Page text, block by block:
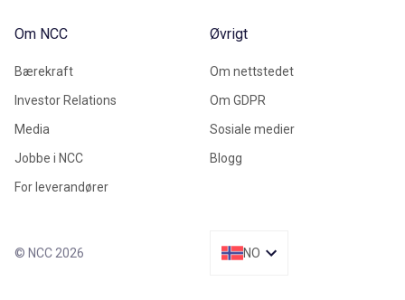
Om NCC
Bærekraft
Investor Relations
Media
Jobbe i NCC
For leverandører
Øvrigt
Om nettstedet
Om GDPR
Sosiale medier
Blogg
© NCC 2026 NO